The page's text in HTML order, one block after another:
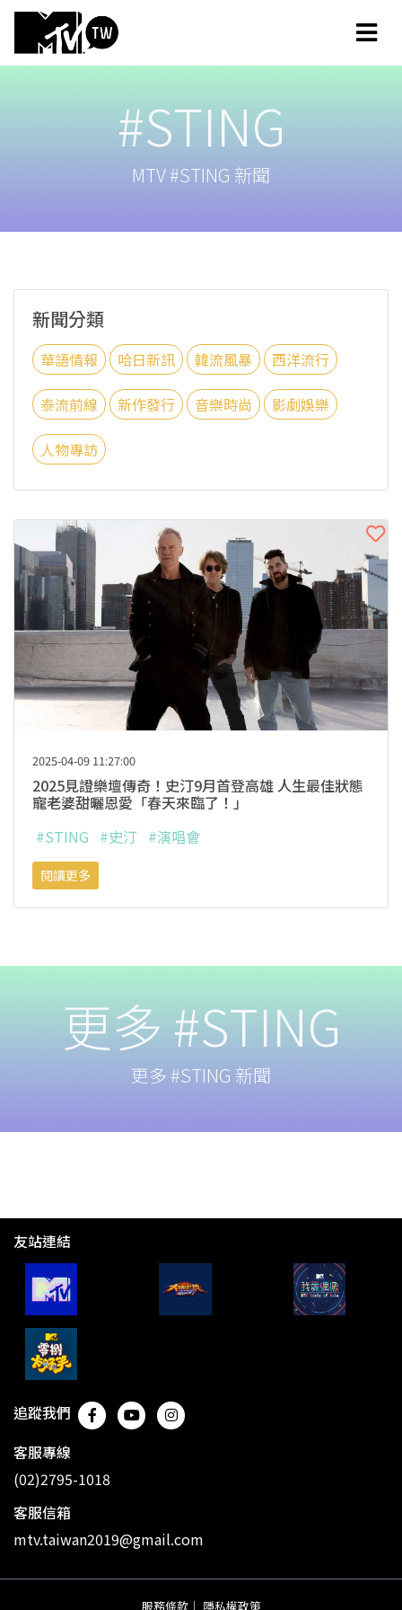
#STING
MTV #STING 新聞
新聞分類
華語情報 哈日新訊 韓流風暴 西洋流行
泰流前線 新作發行 音樂時尚 影劇娛樂
人物專訪
2025-04-09 11:27:00
2025見證樂壇傳奇！史汀9月首登高雄 人生最佳狀態
寵老婆甜曬恩愛「春天來臨了！」
#STING #史汀 #演唱會
閱讀更多
更多 #STING
更多 #STING 新聞
友站連結
追蹤我們
客服專線
(02)2795-1018
客服信箱
mtv.taiwan2019@gmail.com
服務條款 ｜ 隱私權政策